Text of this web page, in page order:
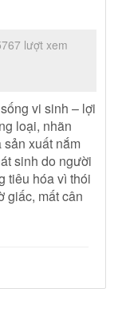
lượt xem
vi sinh – lợi
loại, nhãn
xuất nắm
sinh do người
tiêu hóa vì thói
giấc, mất cân